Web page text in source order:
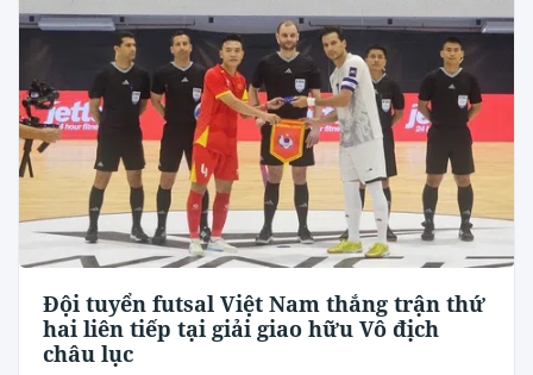
Đội tuyển futsal Việt Nam thắng trận thứ
hai liên tiếp tại giải giao hữu Vô địch
châu lục